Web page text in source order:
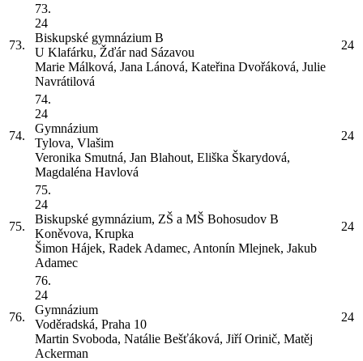
73.
73.
24
Biskupské gymnázium B
U Klafárku, Žďár nad Sázavou
Marie Málková, Jana Lánová, Kateřina Dvořáková, Julie
Navrátilová
24
74.
74.
24
Gymnázium
Tylova, Vlašim
Veronika Smutná, Jan Blahout, Eliška Škarydová,
Magdaléna Havlová
24
75.
75.
24
Biskupské gymnázium, ZŠ a MŠ Bohosudov B
Koněvova, Krupka
Šimon Hájek, Radek Adamec, Antonín Mlejnek, Jakub
Adamec
24
76.
76.
24
Gymnázium
Voděradská, Praha 10
Martin Svoboda, Natálie Bešťáková, Jiří Orinič, Matěj
Ackerman
24